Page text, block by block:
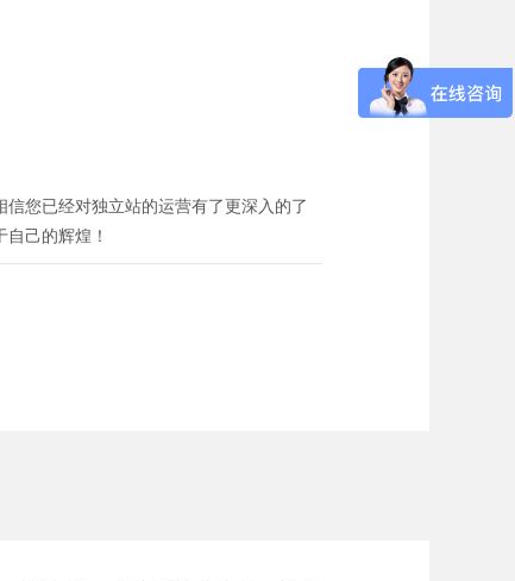
您已经对独立站的运营有了更深入的了
己的辉煌！